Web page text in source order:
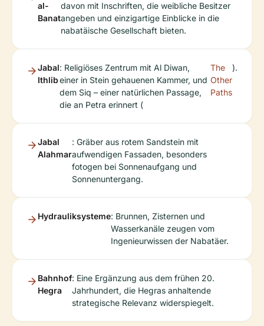
al-
Banat
davon mit Inschriften, die weibliche Besitzer
angeben und einzigartige Einblicke in die
nabatäische Gesellschaft bieten.
Jabal
Ithlib
: Religiöses Zentrum mit Al Diwan,
einer in Stein gehauenen Kammer, und
dem Siq – einer natürlichen Passage,
die an Petra erinnert (
The
Other
Paths
).
Jabal
Alahmar
: Gräber aus rotem Sandstein mit
aufwendigen Fassaden, besonders
fotogen bei Sonnenaufgang und
Sonnenuntergang.
Hydrauliksysteme: Brunnen, Zisternen und
Wasserkanäle zeugen vom
Ingenieurwissen der Nabatäer.
Bahnhof
Hegra
: Eine Ergänzung aus dem frühen 20.
Jahrhundert, die Hegras anhaltende
strategische Relevanz widerspiegelt.